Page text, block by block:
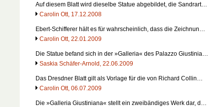
Auf diesem Blatt wird dieselbe Statue abgebildet, die Sandrart…
Carolin Ott, 17.12.2008
Ebert-Schifferer hält es für wahrscheinlich, dass die Zeichnun…
Carolin Ott, 22.01.2009
Die Statue befand sich in der »Galleria« des Palazzo Giustinia…
Saskia Schäfer-Arnold, 22.06.2009
Das Dresdner Blatt gilt als Vorlage für die von Richard Collin…
Carolin Ott, 06.07.2009
Die »Galleria Giustiniana« stellt ein zweibändiges Werk dar, d…